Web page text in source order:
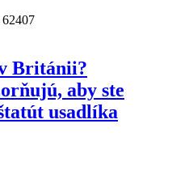
Británii?
aby ste
usadlíka